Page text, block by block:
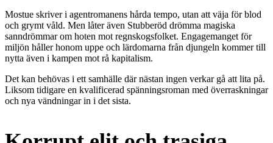
Mostue skriver i agentromanens hårda tempo, utan att väja för blod
och grymt våld. Men låter även Stubberöd drömma magiska
sanndrömmar om hoten mot regnskogsfolket. Engagemanget för
miljön håller honom uppe och lärdomarna från djungeln kommer till
nytta även i kampen mot rå kapitalism.
Det kan behövas i ett samhälle där nästan ingen verkar gå att lita på.
Liksom tidigare en kvalificerad spänningsroman med överraskningar
och nya vändningar in i det sista.